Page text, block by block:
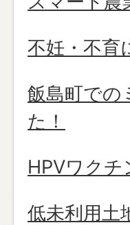
不妊・不育
飯島町での
た！
HPVワク
低未利用土